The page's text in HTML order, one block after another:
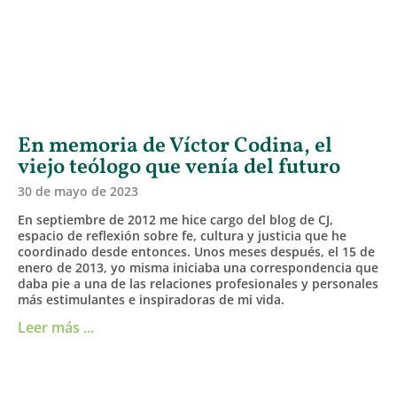
En memoria de Víctor Codina, el
viejo teólogo que venía del futuro
30 de mayo de 2023
En septiembre de 2012 me hice cargo del blog de CJ,
espacio de reflexión sobre fe, cultura y justicia que he
coordinado desde entonces. Unos meses después, el 15 de
enero de 2013, yo misma iniciaba una correspondencia que
daba pie a una de las relaciones profesionales y personales
más estimulantes e inspiradoras de mi vida.
Leer más ...